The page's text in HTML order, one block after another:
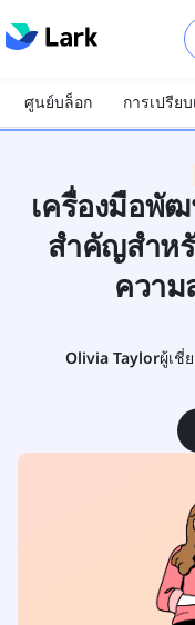
ศูนย์บล็อก การเปรีย
เครื่องมือพั
สำคัญสำห
ความ
Olivia Taylorผู้เชี่